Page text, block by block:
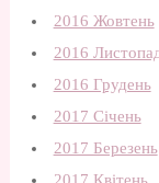
2016 Жовтень
2016
2016 Грудень
2017 Січень
2017 Березень